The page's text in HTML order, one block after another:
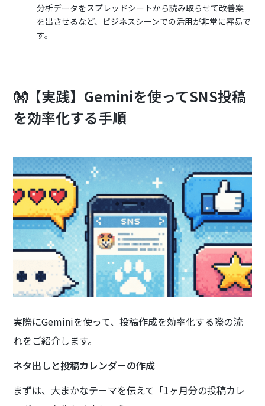
分析データをスプレッドシートから読み取らせて改善案
を出させるなど、ビジネスシーンでの活用が非常に容易で
す。
👐【実践】Geminiを使ってSNS投稿
を効率化する手順
実際にGeminiを使って、投稿作成を効率化する際の流
れをご紹介します。
ネタ出しと投稿カレンダーの作成
まずは、大まかなテーマを伝えて「1ヶ月分の投稿カレ